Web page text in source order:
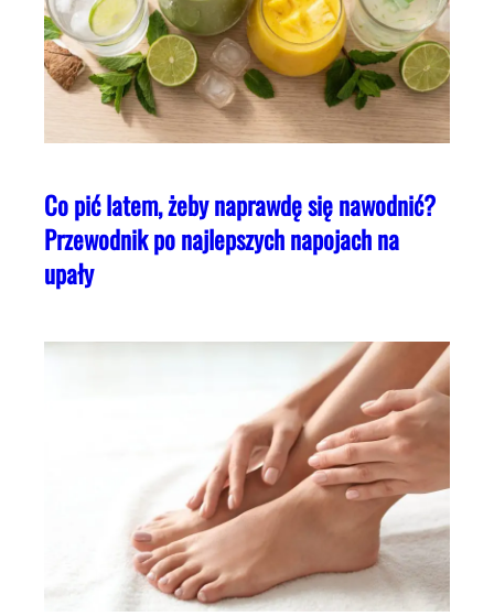
Co pić latem, żeby naprawdę się nawodnić?
Przewodnik po najlepszych napojach na
upały